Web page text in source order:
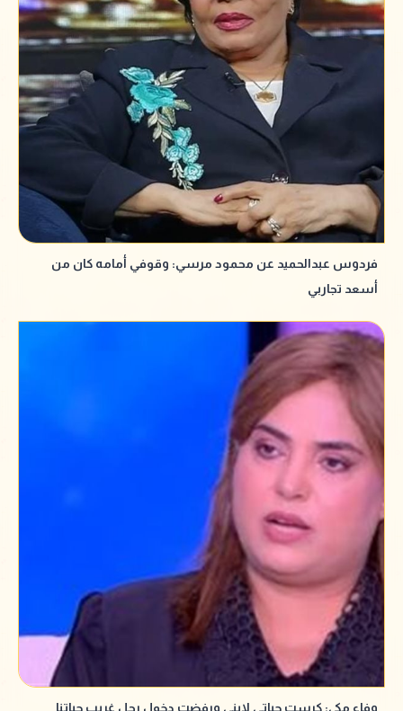
فردوس عبدالحميد عن محمود مرسي: وقوفي أمامه كان من
أسعد تجاربي
وفاء مكي: كرست حياتي لابني ورفضت دخول رجل غريب حياتنا